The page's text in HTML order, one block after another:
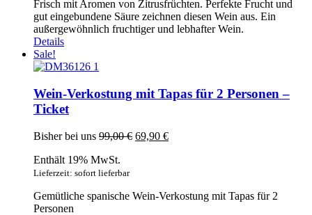
Frisch mit Aromen von Zitrusfrüchten. Perfekte Frucht und
gut eingebundene Säure zeichnen diesen Wein aus. Ein
außergewöhnlich fruchtiger und lebhafter Wein.
Details
Sale!
Wein-Verkostung mit Tapas für 2 Personen –
Ticket
Bisher bei uns 99,00€ Ursprünglicher
69,90 €Aktueller
Enthält 19% MwSt.
Lieferzeit: sofort lieferbar
Gemütliche spanische Wein-Verkostung mit Tapas für 2
Personen